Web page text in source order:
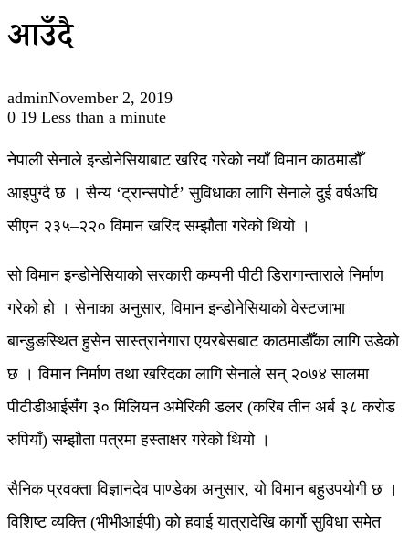
आउँदै
adminNovember 2, 2019
0 19 Less than a minute
नेपाली सेनाले इन्डोनेसियाबाट खरिद गरेको नयाँ विमान काठमाडौँ
आइपुग्दै छ । सैन्य ‘ट्रान्सपोर्ट’ सुविधाका लागि सेनाले दुई वर्षअघि
सीएन २३५–२२० विमान खरिद सम्झौता गरेको थियो ।
सो विमान इन्डोनेसियाको सरकारी कम्पनी पीटी डिरागान्ताराले निर्माण
गरेको हो । सेनाका अनुसार, विमान इन्डोनेसियाको वेस्टजाभा
बान्डुङस्थित हुसेन सास्त्रानेगारा एयरबेसबाट काठमाडौँका लागि उडेको
छ । विमान निर्माण तथा खरिदका लागि सेनाले सन् २०७४ सालमा
पीटीडीआईसँंग ३० मिलियन अमेरिकी डलर (करिब तीन अर्ब ३८ करोड
रुपियाँ) सम्झौता पत्रमा हस्ताक्षर गरेको थियो ।
सैनिक प्रवक्ता विज्ञानदेव पाण्डेका अनुसार, यो विमान बहुउपयोगी छ ।
विशिष्ट व्यक्ति (भीभीआईपी) को हवाई यात्रादेखि कार्गो सुविधा समेत